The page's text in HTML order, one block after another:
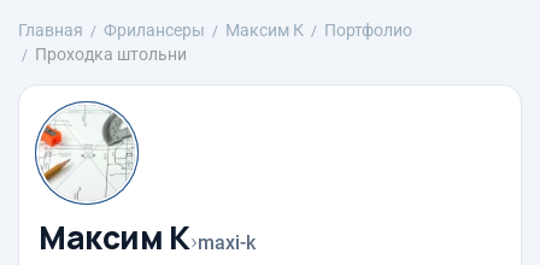
Главная Фрилансеры Максим К
Портфолио
Проходка штольни
Максим К›maxi-k